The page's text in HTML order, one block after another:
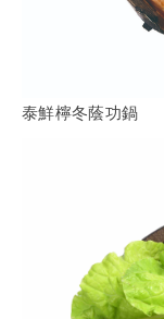
泰鮮檸冬蔭功鍋